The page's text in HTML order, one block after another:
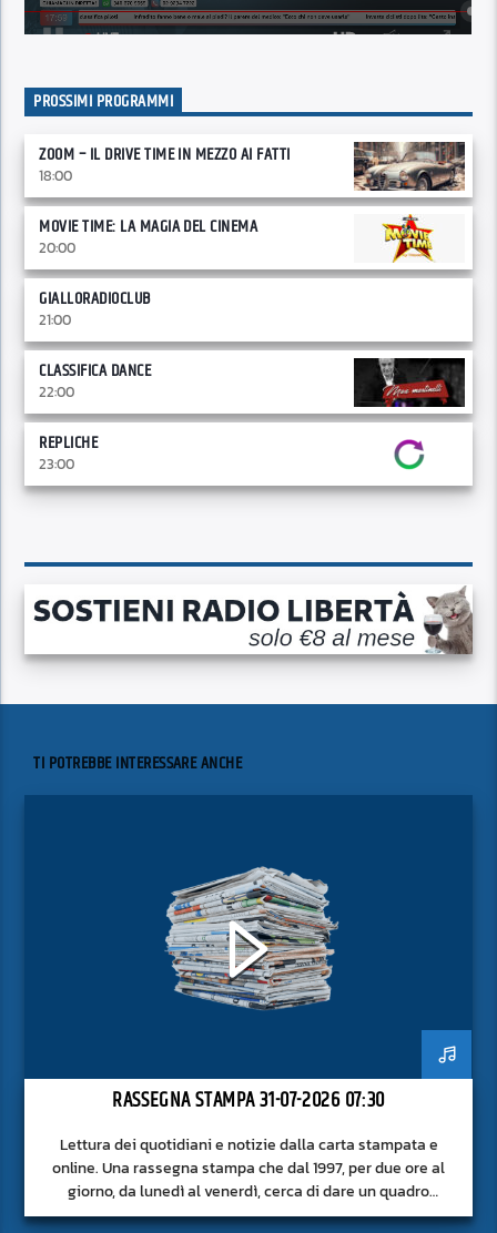
PROSSIMI PROGRAMMI
ZOOM – IL DRIVE TIME IN MEZZO AI FATTI
18:00
MOVIE TIME: LA MAGIA DEL CINEMA
20:00
GIALLORADIOCLUB
21:00
CLASSIFICA DANCE
22:00
REPLICHE
23:00
TI POTREBBE INTERESSARE ANCHE
RASSEGNA STAMPA 31-07-2026 07:30
Lettura dei quotidiani e notizie dalla carta stampata e
online. Una rassegna stampa che dal 1997, per due ore al
giorno, da lunedì al venerdì, cerca di dare un quadro
approfondito delle notizie del giorno, senza fermarsi alla